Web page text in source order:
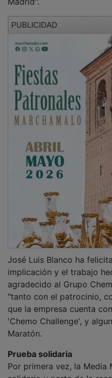
implicación y el trabajo
agradecido al Grupo
"tanto con el patrocinio,
que la empresa cuenta
'Chemo Challenge', y
Maratón.
Por primera vez, la Media
solidario y parte de la